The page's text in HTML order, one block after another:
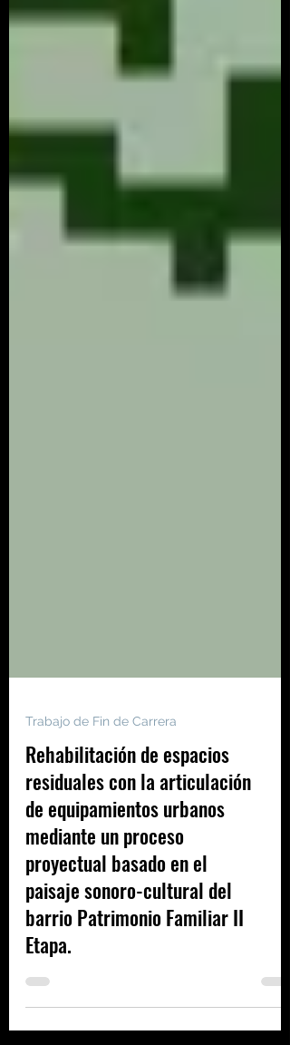
Trabajo de Fin de Carrera
Rehabilitación de espacios
residuales con la articulación
de equipamientos urbanos
mediante un proceso
proyectual basado en el
paisaje sonoro-cultural del
Etapa.